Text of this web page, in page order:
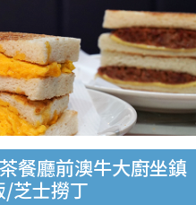
餐廳前澳牛大廚坐鎮
芝士撈丁